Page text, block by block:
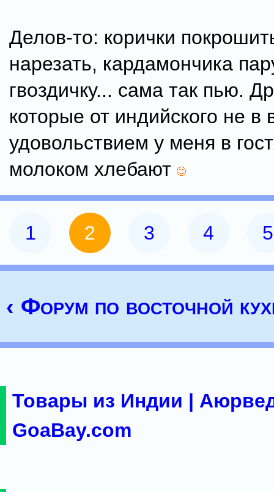
Делов-то: корички
нарезать, кардамончика
гвоздичку... сама так пью.
которые от индийского не в
удовольствием у меня в
молоком хлебают
1 2 3 4 5
‹ Форум по восточной
Товары из Индии |
GoaBay.com